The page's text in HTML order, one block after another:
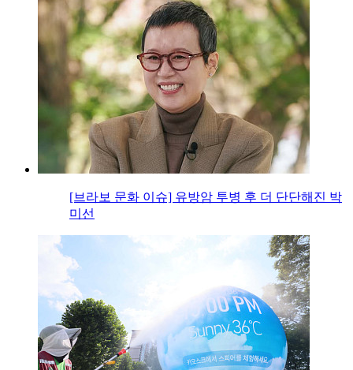
[브라보 문화 이슈] 유방암 투병 후 더 단단해진 박
미선